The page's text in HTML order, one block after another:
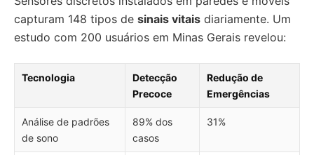
capturam 148 tipos de sinais vitais diariamente. Um
estudo com 200 usuários em Minas Gerais revelou:
Tecnologia
Detecção
Precoce
Redução de
Emergências
Análise de padrões
de sono
89% dos
casos
31%